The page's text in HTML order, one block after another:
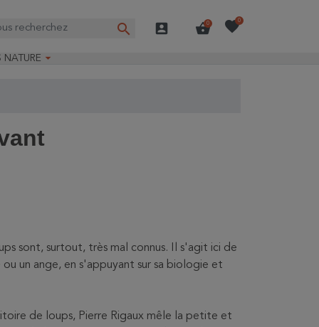
search account_box shopping_basket
0 favorite0
NATURE 
sont, surtout, très mal connus. Il s'agit ici de
un ange, en s'appuyant sur sa biologie et
de loups, Pierre Rigaux mêle la petite et